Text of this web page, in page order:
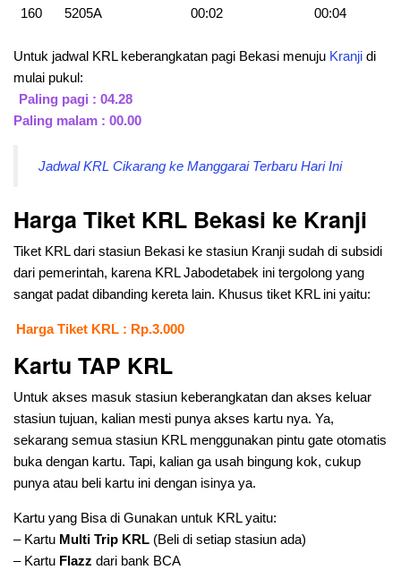
160 5205A 00:02 00:04
Untuk jadwal KRL keberangkatan pagi Bekasi menuju Kranji di
mulai pukul:
Paling pagi : 04.28
Paling malam : 00.00
Jadwal KRL Cikarang ke Manggarai Terbaru Hari Ini
Harga Tiket KRL Bekasi ke Kranji
Tiket KRL dari stasiun Bekasi ke stasiun Kranji sudah di subsidi
dari pemerintah, karena KRL Jabodetabek ini tergolong yang
sangat padat dibanding kereta lain. Khusus tiket KRL ini yaitu:
Harga Tiket KRL : Rp.3.000
Kartu TAP KRL
Untuk akses masuk stasiun keberangkatan dan akses keluar
stasiun tujuan, kalian mesti punya akses kartu nya. Ya,
sekarang semua stasiun KRL menggunakan pintu gate otomatis
buka dengan kartu. Tapi, kalian ga usah bingung kok, cukup
punya atau beli kartu ini dengan isinya ya.
Kartu yang Bisa di Gunakan untuk KRL yaitu:
– Kartu Multi Trip KRL (Beli di setiap stasiun ada)
– Kartu Flazz dari bank BCA